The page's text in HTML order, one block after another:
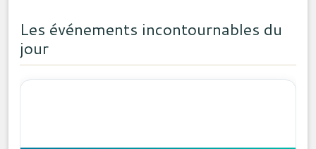
Les événements incontournables du
jour